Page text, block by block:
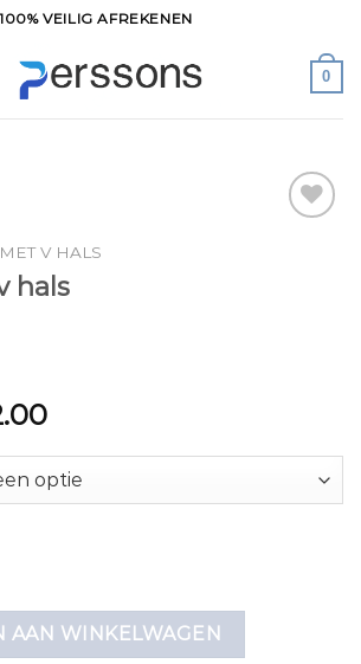
100% VEILIG AFREKENEN
0
MET V HALS
hals
AAN WINKELWAGEN